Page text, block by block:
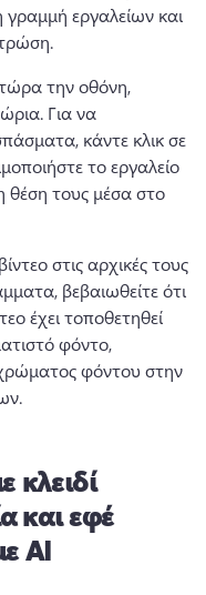
εργαλείων και
την οθόνη,
Για να
κάντε κλικ σε
το εργαλείο
θέση τους μέσα στο
στις αρχικές τους
βεβαιωθείτε ότι
έχει τοποθετηθεί
φόντο,
φόντου στην
κλειδί
και εφέ
AI